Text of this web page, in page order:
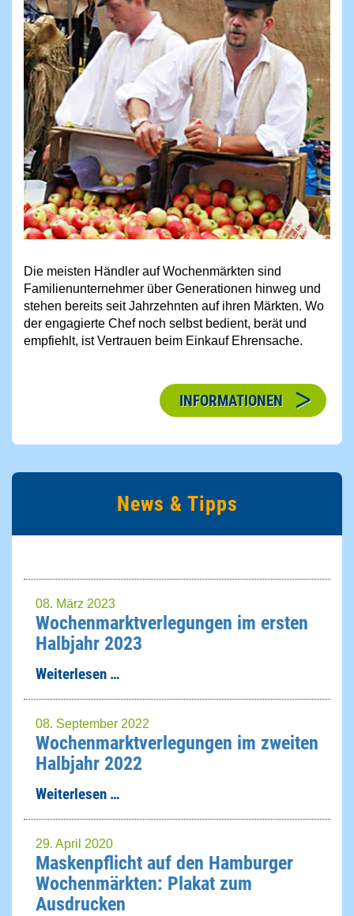
Die meisten Händler auf Wochenmärkten sind
Familienunternehmer über Generationen hinweg und
stehen bereits seit Jahrzehnten auf ihren Märkten. Wo
der engagierte Chef noch selbst bedient, berät und
empfiehlt, ist Vertrauen beim Einkauf Ehrensache.
INFORMATIONEN
News & Tipps
08. März 2023
Wochenmarktverlegungen im ersten
Halbjahr 2023
Weiterlesen …
08. September 2022
Wochenmarktverlegungen im zweiten
Halbjahr 2022
Weiterlesen …
29. April 2020
Maskenpflicht auf den Hamburger
Wochenmärkten: Plakat zum
Ausdrucken